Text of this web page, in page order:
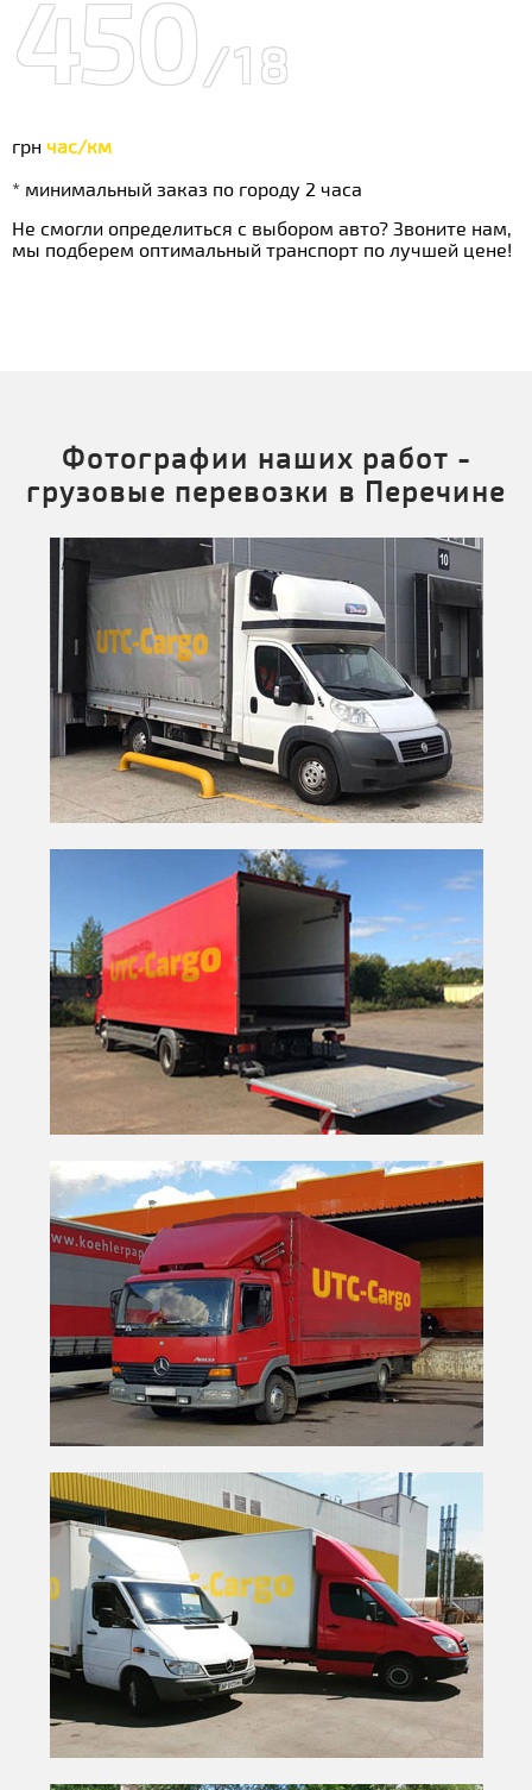
450/18
грн час/км
* минимальный заказ по городу 2 часа
Не смогли определиться с выбором авто? Звоните нам,
мы подберем оптимальный транспорт по лучшей цене!
Фотографии наших работ -
грузовые перевозки в Перечине